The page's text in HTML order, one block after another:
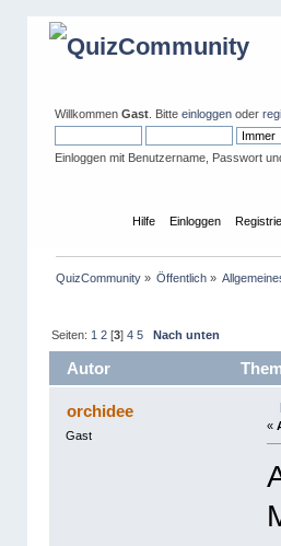
Willkommen Gast. Bitte einloggenoder
Einloggen mit Benutzername, Passwort
Hilfe Einloggen
QuizCommunity» Öffentlich »
Seiten: 1 2[3] 4 5 Nach unten
Autor
orchidee
Gast
«